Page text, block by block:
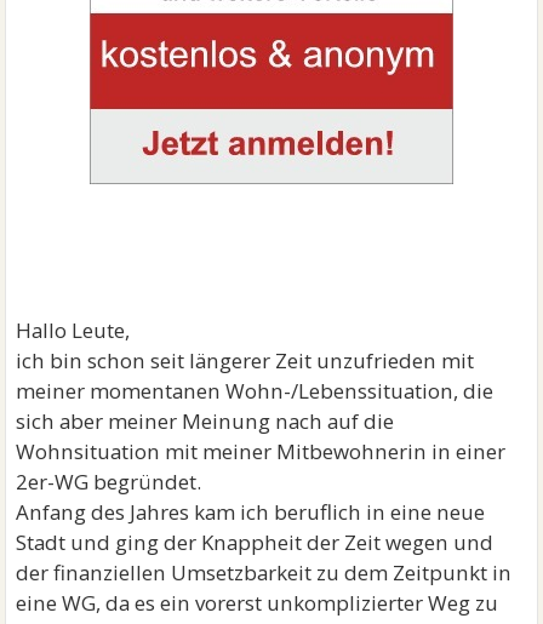
Hallo Leute,
ich bin schon seit längerer Zeit unzufrieden mit
meiner momentanen Wohn-/Lebenssituation, die
sich aber meiner Meinung nach auf die
Wohnsituation mit meiner Mitbewohnerin in einer
2er-WG begründet.
Anfang des Jahres kam ich beruflich in eine neue
Stadt und ging der Knappheit der Zeit wegen und
der finanziellen Umsetzbarkeit zu dem Zeitpunkt in
eine WG, da es ein vorerst unkomplizierter Weg zu